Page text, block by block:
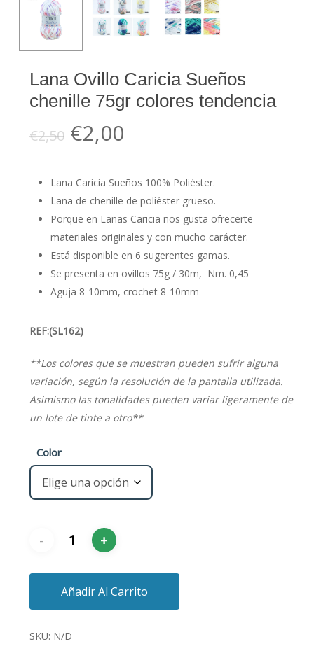
Lana Ovillo Caricia Sueños
chenille 75gr colores tendencia
€2,50 El
precio
original
era:
€2,50.
€2,00El
actual
es:
€2,00.
Lana Caricia Sueños 100% Poliéster.
Lana de chenille de poliéster grueso.
Porque en Lanas Caricia nos gusta ofrecerte
materiales originales y con mucho carácter.
Está disponible en 6 sugerentes gamas.
Se presenta en ovillos 75g / 30m, Nm. 0,45
Aguja 8-10mm, crochet 8-10mm
REF:(SL162)
**Los colores que se muestran pueden sufrir alguna
variación, según la resolución de la pantalla utilizada.
Asimismo las tonalidades pueden variar ligeramente de
un lote de tinte a otro**
Color
Añadir Al Carrito
SKU: N/D